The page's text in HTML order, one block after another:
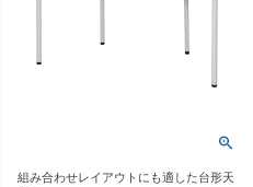
組み合わせレイアウトにも適した台形天